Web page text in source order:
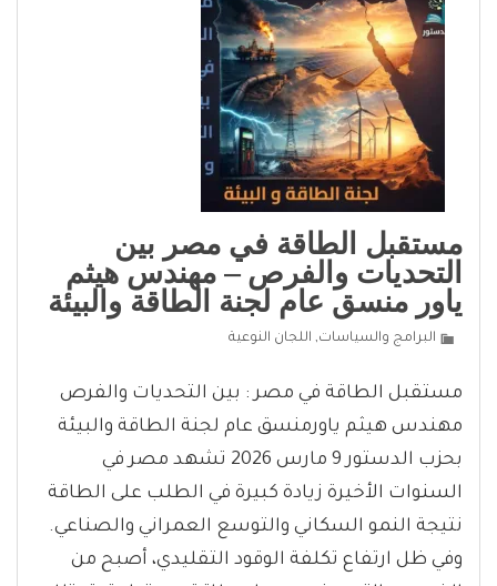
مستقبل الطاقة في مصر بين
التحديات والفرص – مهندس هيثم
ياور منسق عام لجنة الطاقة والبيئة
البرامج والسياسات, اللجان النوعية
مستقبل الطاقة في مصر : بين التحديات والفرص
مهندس هيثم ياورمنسق عام لجنة الطاقة والبيئة
بحزب الدستور 9 مارس 2026 تشهد مصر في
السنوات الأخيرة زيادة كبيرة في الطلب على الطاقة
نتيجة النمو السكاني والتوسع العمراني والصناعي.
وفي ظل ارتفاع تكلفة الوقود التقليدي، أصبح من